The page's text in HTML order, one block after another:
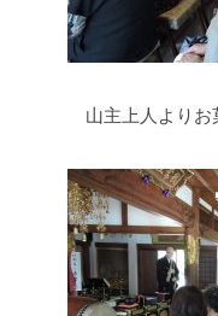
山主上人よりお